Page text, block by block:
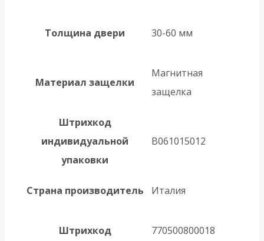
Толщина двери 30-60 мм
Материал защелки
Магнитная
защелка
Штрихкод
индивидуальной
упаковки
B061015012
Страна производитель Италия
Штрихкод 770500800018